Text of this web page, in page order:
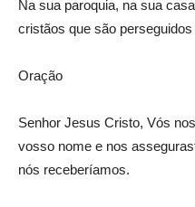
Na sua paroquia, na sua
cristãos que são
Oração
Senhor Jesus Cristo, Vós
vosso nome e nos
nós receberíamos.